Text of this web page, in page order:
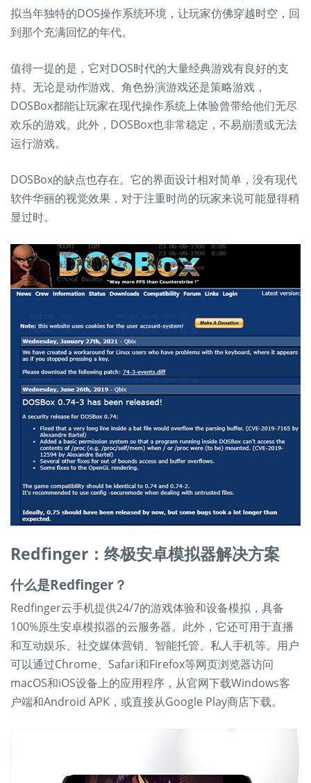
拟当年独特的DOS操作系统环境，让玩家仿佛穿越时空，回
到那个充满回忆的年代。
值得一提的是，它对DOS时代的大量经典游戏有良好的支
持。无论是动作游戏、角色扮演游戏还是策略游戏，
DOSBox都能让玩家在现代操作系统上体验曾带给他们无尽
欢乐的游戏。此外，DOSBox也非常稳定，不易崩溃或无法
运行游戏。
DOSBox的缺点也存在。它的界面设计相对简单，没有现代
软件华丽的视觉效果，对于注重时尚的玩家来说可能显得稍
显过时。
Redfinger：终极安卓模拟器解决方案
什么是Redfinger？
Redfinger云手机提供24/7的游戏体验和设备模拟，具备
100%原生安卓模拟器的云服务器。此外，它还可用于直播
和互动娱乐、社交媒体营销、智能托管、私人手机等。用户
可以通过Chrome、Safari和Firefox等网页浏览器访问
macOS和iOS设备上的应用程序，从官网下载Windows客
户端和Android APK，或直接从Google Play商店下载。